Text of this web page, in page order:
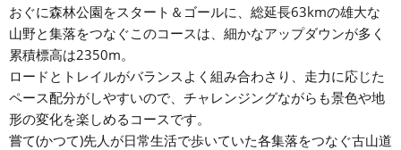
おぐに森林公園をスタート＆ゴールに、総延長63kmの雄大な
山野と集落をつなぐこのコースは、細かなアップダウンが多く
累積標高は2350m。
ロードとトレイルがバランスよく組み合わさり、走力に応じた
ペース配分がしやすいので、チャレンジングながらも景色や地
形の変化を楽しめるコースです。
嘗て(かつて)先人が日常生活で歩いていた各集落をつなぐ古山道